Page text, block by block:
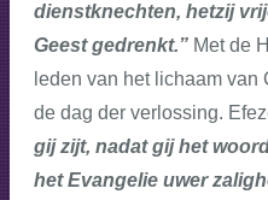
dienstknechten, hetzij
Geest gedrenkt.”Met de
leden van het lichaam van
de dag der verlossing.
gij zijt, nadat gij het
het Evangelie uwer